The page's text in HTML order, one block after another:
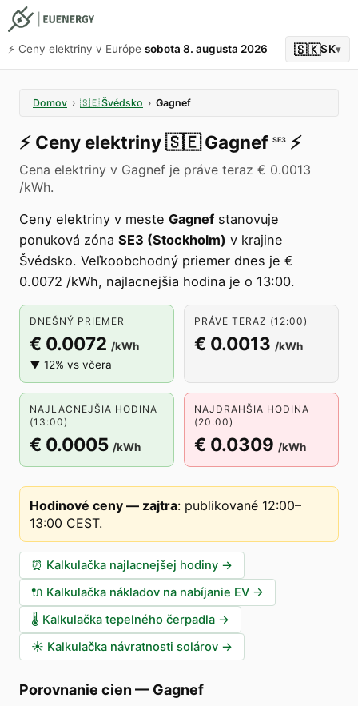
⚡️ Ceny elektriny v Európe sobota 8. augusta 2026 🇸🇰SK▾
Domov › 🇸🇪 Švédsko › Gagnef
⚡️ Ceny elektriny🇸🇪 Gagnef SE3 ⚡️
Cena elektriny v Gagnef je práve teraz € 0.0013
/kWh.
Ceny elektriny v meste Gagnef stanovuje
ponuková zóna SE3 (Stockholm) v krajine
Švédsko. Veľkoobchodný priemer dnes je €
0.0072 /kWh, najlacnejšia hodina je o 13:00.
DNEŠNÝ PRIEMER
€ 0.0072 /kWh
▼ 12% vs včera
PRÁVE TERAZ (12:00)
€ 0.0013 /kWh
NAJLACNEJŠIA HODINA
(13:00)
€ 0.0005 /kWh
NAJDRAHŠIA HODINA
(20:00)
€ 0.0309 /kWh
Hodinové ceny — zajtra: publikované 12:00–
13:00 CEST.
⏰ Kalkulačka najlacnejšej hodiny →
🔌 Kalkulačka nákladov na nabíjanie EV →
🌡️ Kalkulačka tepelného čerpadla →
☀️ Kalkulačka návratnosti solárov →
Porovnanie cien — Gagnef